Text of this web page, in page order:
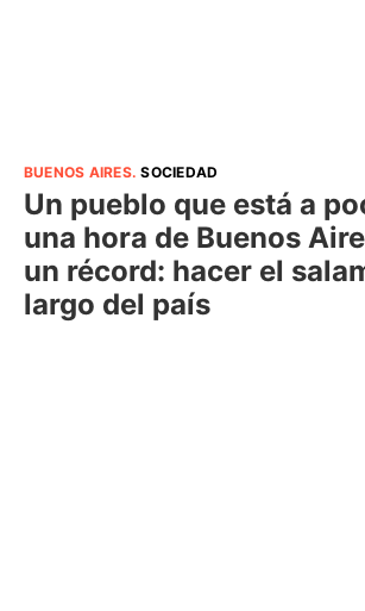
BUENOS AIRES.SOCIEDAD
Un pueblo que está a
una hora de Buenos
un récord: hacer el
largo del país